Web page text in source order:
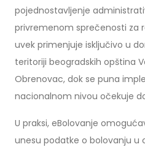
pojednostavljenje
privremenom sprečenosti za
uvek primenjuje isključivo u
teritoriji beogradskih opština
Obrenovac, dok se puna
nacionalnom nivou očekuje
U praksi, eBolovanje
unesu podatke o bolovanju u